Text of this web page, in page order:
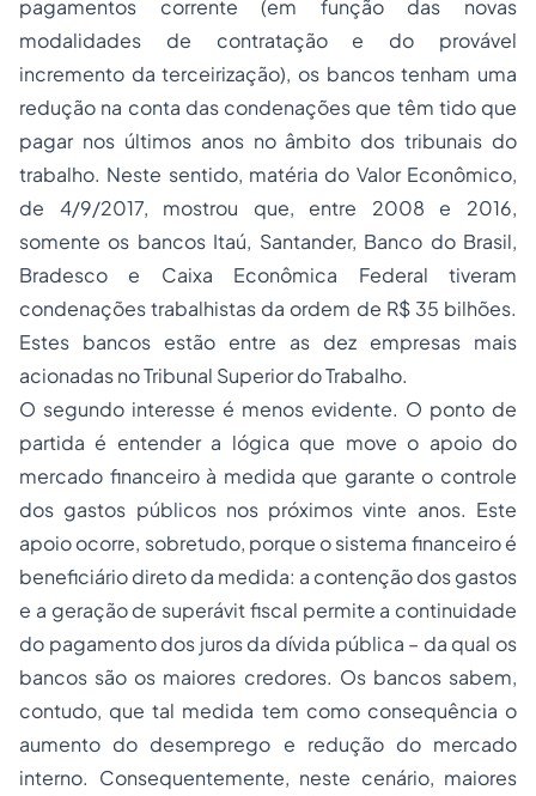
pagamentos corrente (em função das novas
modalidades de contratação e do provável
incremento da terceirização), os bancos tenham uma
redução na conta das condenações que têm tido que
pagar nos últimos anos no âmbito dos tribunais do
trabalho. Neste sentido, matéria do Valor Econômico,
de 4/9/2017, mostrou que, entre 2008 e 2016,
somente os bancos Itaú, Santander, Banco do Brasil,
Bradesco e Caixa Econômica Federal tiveram
condenações trabalhistas da ordem de R$ 35 bilhões.
Estes bancos estão entre as dez empresas mais
acionadas no Tribunal Superior do Trabalho.
O segundo interesse é menos evidente. O ponto de
partida é entender a lógica que move o apoio do
mercado financeiro à medida que garante o controle
dos gastos públicos nos próximos vinte anos. Este
apoio ocorre, sobretudo, porque o sistema financeiro é
beneficiário direto da medida: a contenção dos gastos
e a geração de superávit fiscal permite a continuidade
do pagamento dos juros da dívida pública – da qual os
bancos são os maiores credores. Os bancos sabem,
contudo, que tal medida tem como consequência o
aumento do desemprego e redução do mercado
interno. Consequentemente, neste cenário, maiores